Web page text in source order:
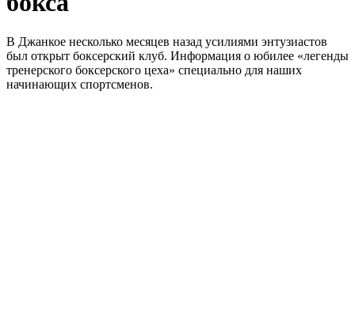
В Джанкое несколько месяцев назад усилиями энтузиастов
был открыт боксерский клуб. Информация о юбилее «легенды
тренерского боксерского цеха» специально для наших
начинающих спортсменов.